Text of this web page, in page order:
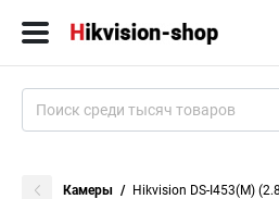
Камеры Hikvision DS-I453(M)